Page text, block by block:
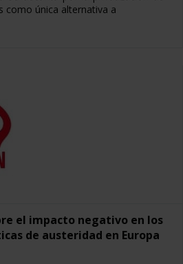
como única alternativa a
el impacto negativo en los
de austeridad en Europa